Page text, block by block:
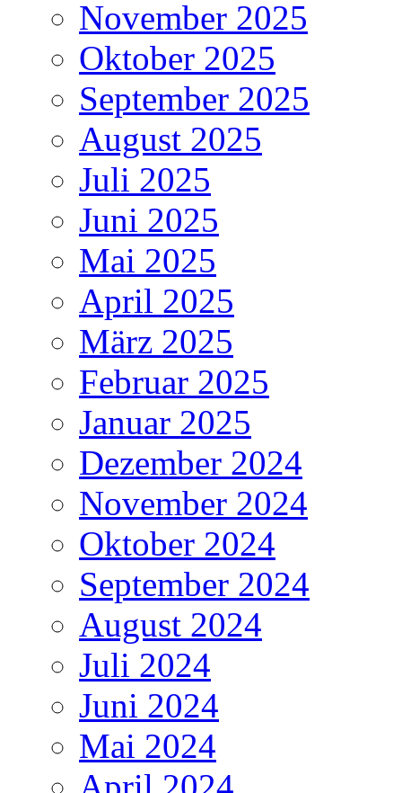
November 2025
Oktober 2025
September 2025
August 2025
Juli 2025
Juni 2025
Mai 2025
April 2025
März 2025
Februar 2025
Januar 2025
Dezember 2024
November 2024
Oktober 2024
September 2024
August 2024
Juli 2024
Juni 2024
Mai 2024